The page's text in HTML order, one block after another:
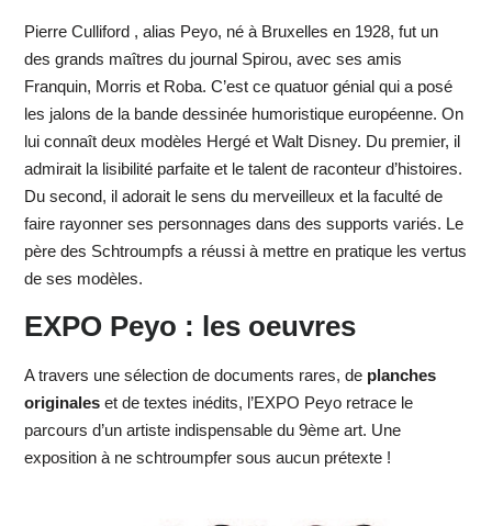
Pierre Culliford , alias Peyo, né à Bruxelles en 1928, fut un
des grands maîtres du journal Spirou, avec ses amis
Franquin, Morris et Roba. C’est ce quatuor génial qui a posé
les jalons de la bande dessinée humoristique européenne. On
lui connaît deux modèles Hergé et Walt Disney. Du premier, il
admirait la lisibilité parfaite et le talent de raconteur d’histoires.
Du second, il adorait le sens du merveilleux et la faculté de
faire rayonner ses personnages dans des supports variés. Le
père des Schtroumpfs a réussi à mettre en pratique les vertus
de ses modèles.
EXPO Peyo : les oeuvres
A travers une sélection de documents rares, deplanches
originaleset de textes inédits, l’EXPO Peyo retrace le
parcours d’un artiste indispensable du 9ème art. Une
exposition à ne schtroumpfer sous aucun prétexte !